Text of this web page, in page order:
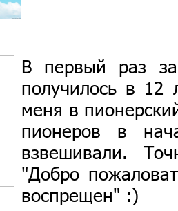
В первый раз
получилось в 12
меня в
пионеров в
взвешивали.
"Добро
воспрещен" :)